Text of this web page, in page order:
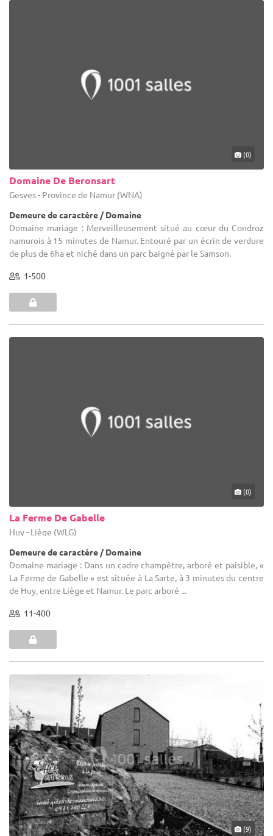
(0)
Domaine De Beronsart
Gesves - Province de Namur (WNA)
Demeure de caractère / Domaine
Domaine mariage : Merveilleusement situé au cœur du Condroz
namurois à 15 minutes de Namur. Entouré par un écrin de verdure
de plus de 6ha et niché dans un parc baigné par le Samson.
1-500
(0)
La Ferme De Gabelle
Huy - Liège (WLG)
Demeure de caractère / Domaine
Domaine mariage : Dans un cadre champêtre, arboré et paisible, «
La Ferme de Gabelle » est située à La Sarte, à 3 minutes du centre
de Huy, entre Liège et Namur. Le parc arboré ...
11-400
(9)